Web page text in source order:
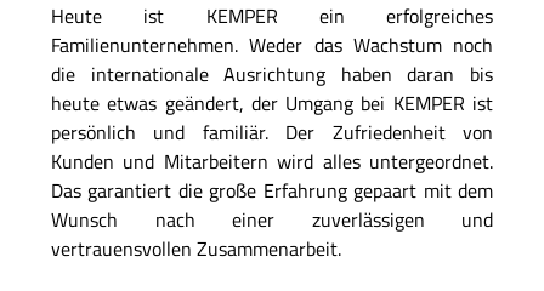
Heute ist KEMPER ein erfolgreiches
Familienunternehmen. Weder das Wachstum noch
die internationale Ausrichtung haben daran bis
heute etwas geändert, der Umgang bei KEMPER ist
persönlich und familiär. Der Zufriedenheit von
Kunden und Mitarbeitern wird alles untergeordnet.
Das garantiert die große Erfahrung gepaart mit dem
Wunsch nach einer zuverlässigen und
vertrauensvollen Zusammenarbeit.